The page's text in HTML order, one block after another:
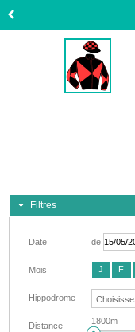
Filtres
Date de
Mois J F
Hippodrome
Distance 1800m